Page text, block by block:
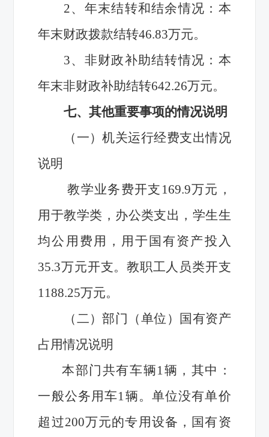
2、年末结转和结余情况：本
年末财政拨款结转46.83万元。
3、非财政补助结转情况：本
年末非财政补助结转642.26万元。
七、其他重要事项的情况说明
（一）机关运行经费支出情况
说明
教学业务费开支169.9万元，
用于教学类，办公类支出，学生生
均公用费用，用于国有资产投入
35.3万元开支。教职工人员类开支
1188.25万元。
（二）部门（单位）国有资产
占用情况说明
本部门共有车辆1辆，其中：
一般公务用车1辆。单位没有单价
超过200万元的专用设备，国有资